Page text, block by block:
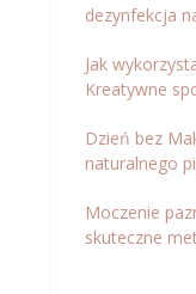
dezynfekcja
Jak
Kreatywne
Dzień bez
naturalnego
Moczenie
skuteczne